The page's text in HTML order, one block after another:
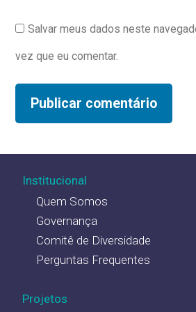
Salvar meus dados neste
vez que eu comentar.
Institucional
Quem Somos
Governança
Comitê de Diversidade
Perguntas Frequentes
Projetos